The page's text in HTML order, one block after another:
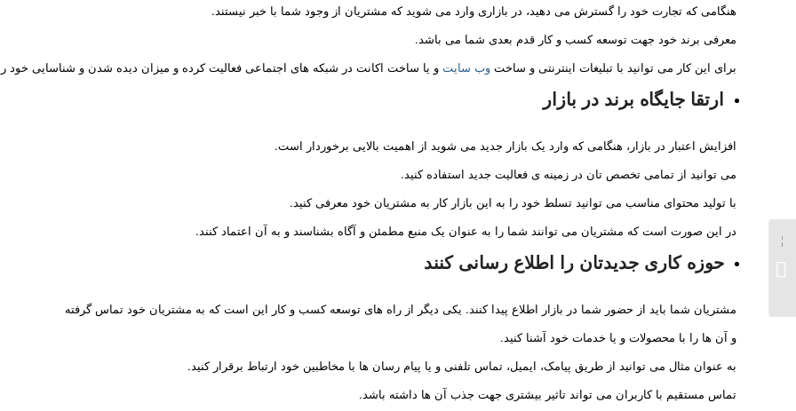
هنگامی که تجارت خود را گسترش می دهید، در بازاری وارد می شوید که مشتریان از وجود شما با خبر نیستند.
معرفی برند خود جهت توسعه کسب و کار قدم بعدی شما می باشد.
برای این کار می توانید با تبلیغات اینترنتی و ساخت وب سایت و یا ساخت اکانت در شبکه های اجتماعی فعالیت کرده و میزان دیده شدن و شناسایی خود را
ارتقا جایگاه برند در بازار
افزایش اعتبار در بازار، هنگامی که وارد یک بازار جدید می شوید از اهمیت بالایی برخوردار است.
می توانید از تمامی تخصص تان در زمینه ی فعالیت جدید استفاده کنید.
با تولید محتوای مناسب می توانید تسلط خود را به این بازار کار به مشتریان خود معرفی کنید.
در این صورت است که مشتریان می توانند شما را به عنوان یک منبع مطمئن و آگاه بشناسند و به آن اعتماد کنند.
حوزه کاری جدیدتان را اطلاع رسانی کنند
مشتریان شما باید از حضور شما در بازار اطلاع پیدا کنند. یکی دیگر از راه های توسعه کسب و کار این است که به مشتریان خود تماس گرفته
و آن ها را با محصولات و یا خدمات خود آشنا کنید.
به عنوان مثال می توانید از طریق پیامک، ایمیل، تماس تلفنی و یا پیام رسان ها با مخاطبین خود ارتباط برقرار کنید.
تماس مستقیم با کاربران می تواند تاثیر بیشتری جهت جذب آن ها داشته باشد.
کارگاه تولیدی با سرمایه